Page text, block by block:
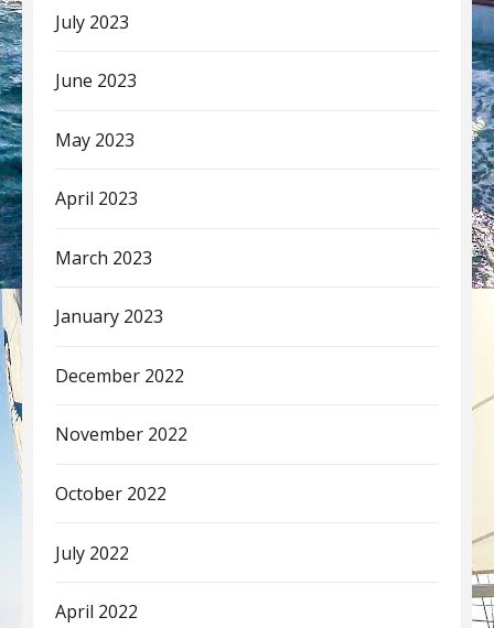
July 2023
June 2023
May 2023
April 2023
March 2023
January 2023
December 2022
November 2022
October 2022
July 2022
April 2022